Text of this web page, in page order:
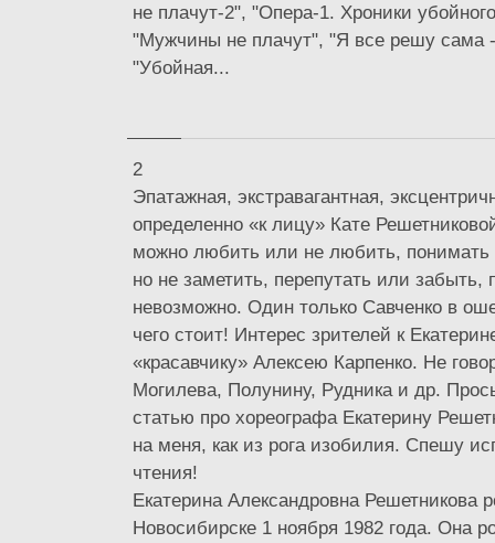
не плачут-2", "Опера-1. Хроники
"Мужчины не плачут", "Я все решу сама
"Убойная...
2
Эпатажная, экстравагантная,
определенно «к лицу» Кате
можно любить или не любить, понимать
но не заметить, перепутать или забыть,
невозможно. Один только Савченко в
чего стоит! Интерес зрителей к
«красавчику» Алексею Карпенко. Не
Могилева, Полунину, Рудника и др.
статью про хореографа Екатерину
на меня, как из рога изобилия. Спешу
чтения!
Екатерина Александровна Решетникова
Новосибирске 1 ноября 1982 года. Она